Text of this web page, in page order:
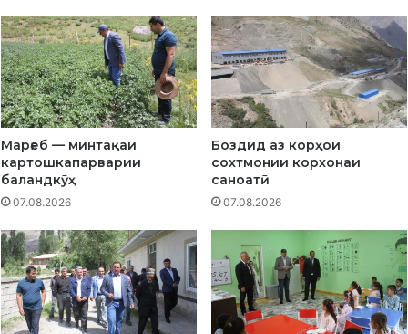
и
б
е
т
о
н
б
а
и
с
т
и
ф
о
д
а
д
м
о
н
х
о
н
и
н
в
д
а
р
н
о
ҳ
Марғеб — минтақаи
картошкапарварии
баландкӯҳ
07.08.2026
Боздид аз корҳои
сохтмонии корхонаи
саноатӣ
07.08.2026